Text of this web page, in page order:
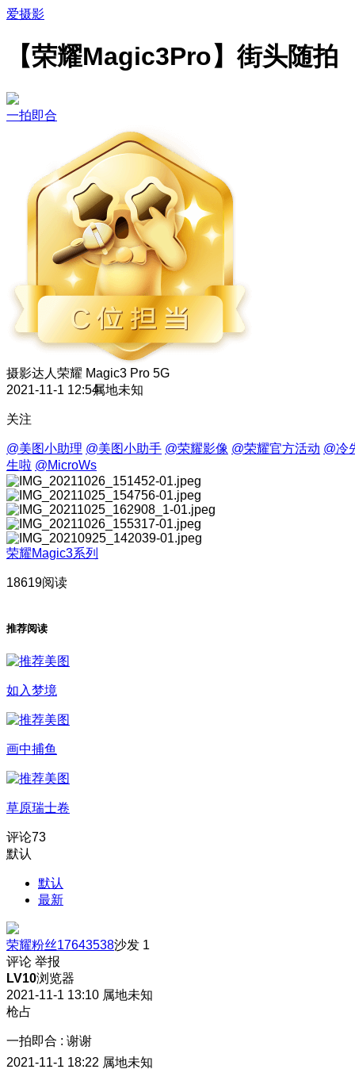
爱摄影
【荣耀Magic3Pro】街头随拍
一拍即合
摄影达人 荣耀 Magic3 Pro 5G
2021-11-1 12:54属地未知
关注
@美图小助理 @美图小助手 @荣耀影像 @荣耀官方活动 @冷
生啦 @MicroWs
荣耀Magic3系列
18619阅读
推荐阅读
如入梦境
画中捕鱼
草原瑞士卷
评论73
默认
默认
最新
荣耀粉丝17643538沙发 1
评论 举报
LV10浏览器
2021-11-1 13:10 属地未知
枪占
一拍即合 : 谢谢
2021-11-1 18:22 属地未知